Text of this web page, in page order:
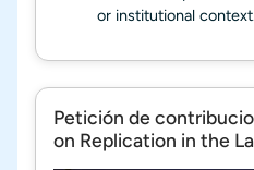
or institutional
Petición de
on Replication in the